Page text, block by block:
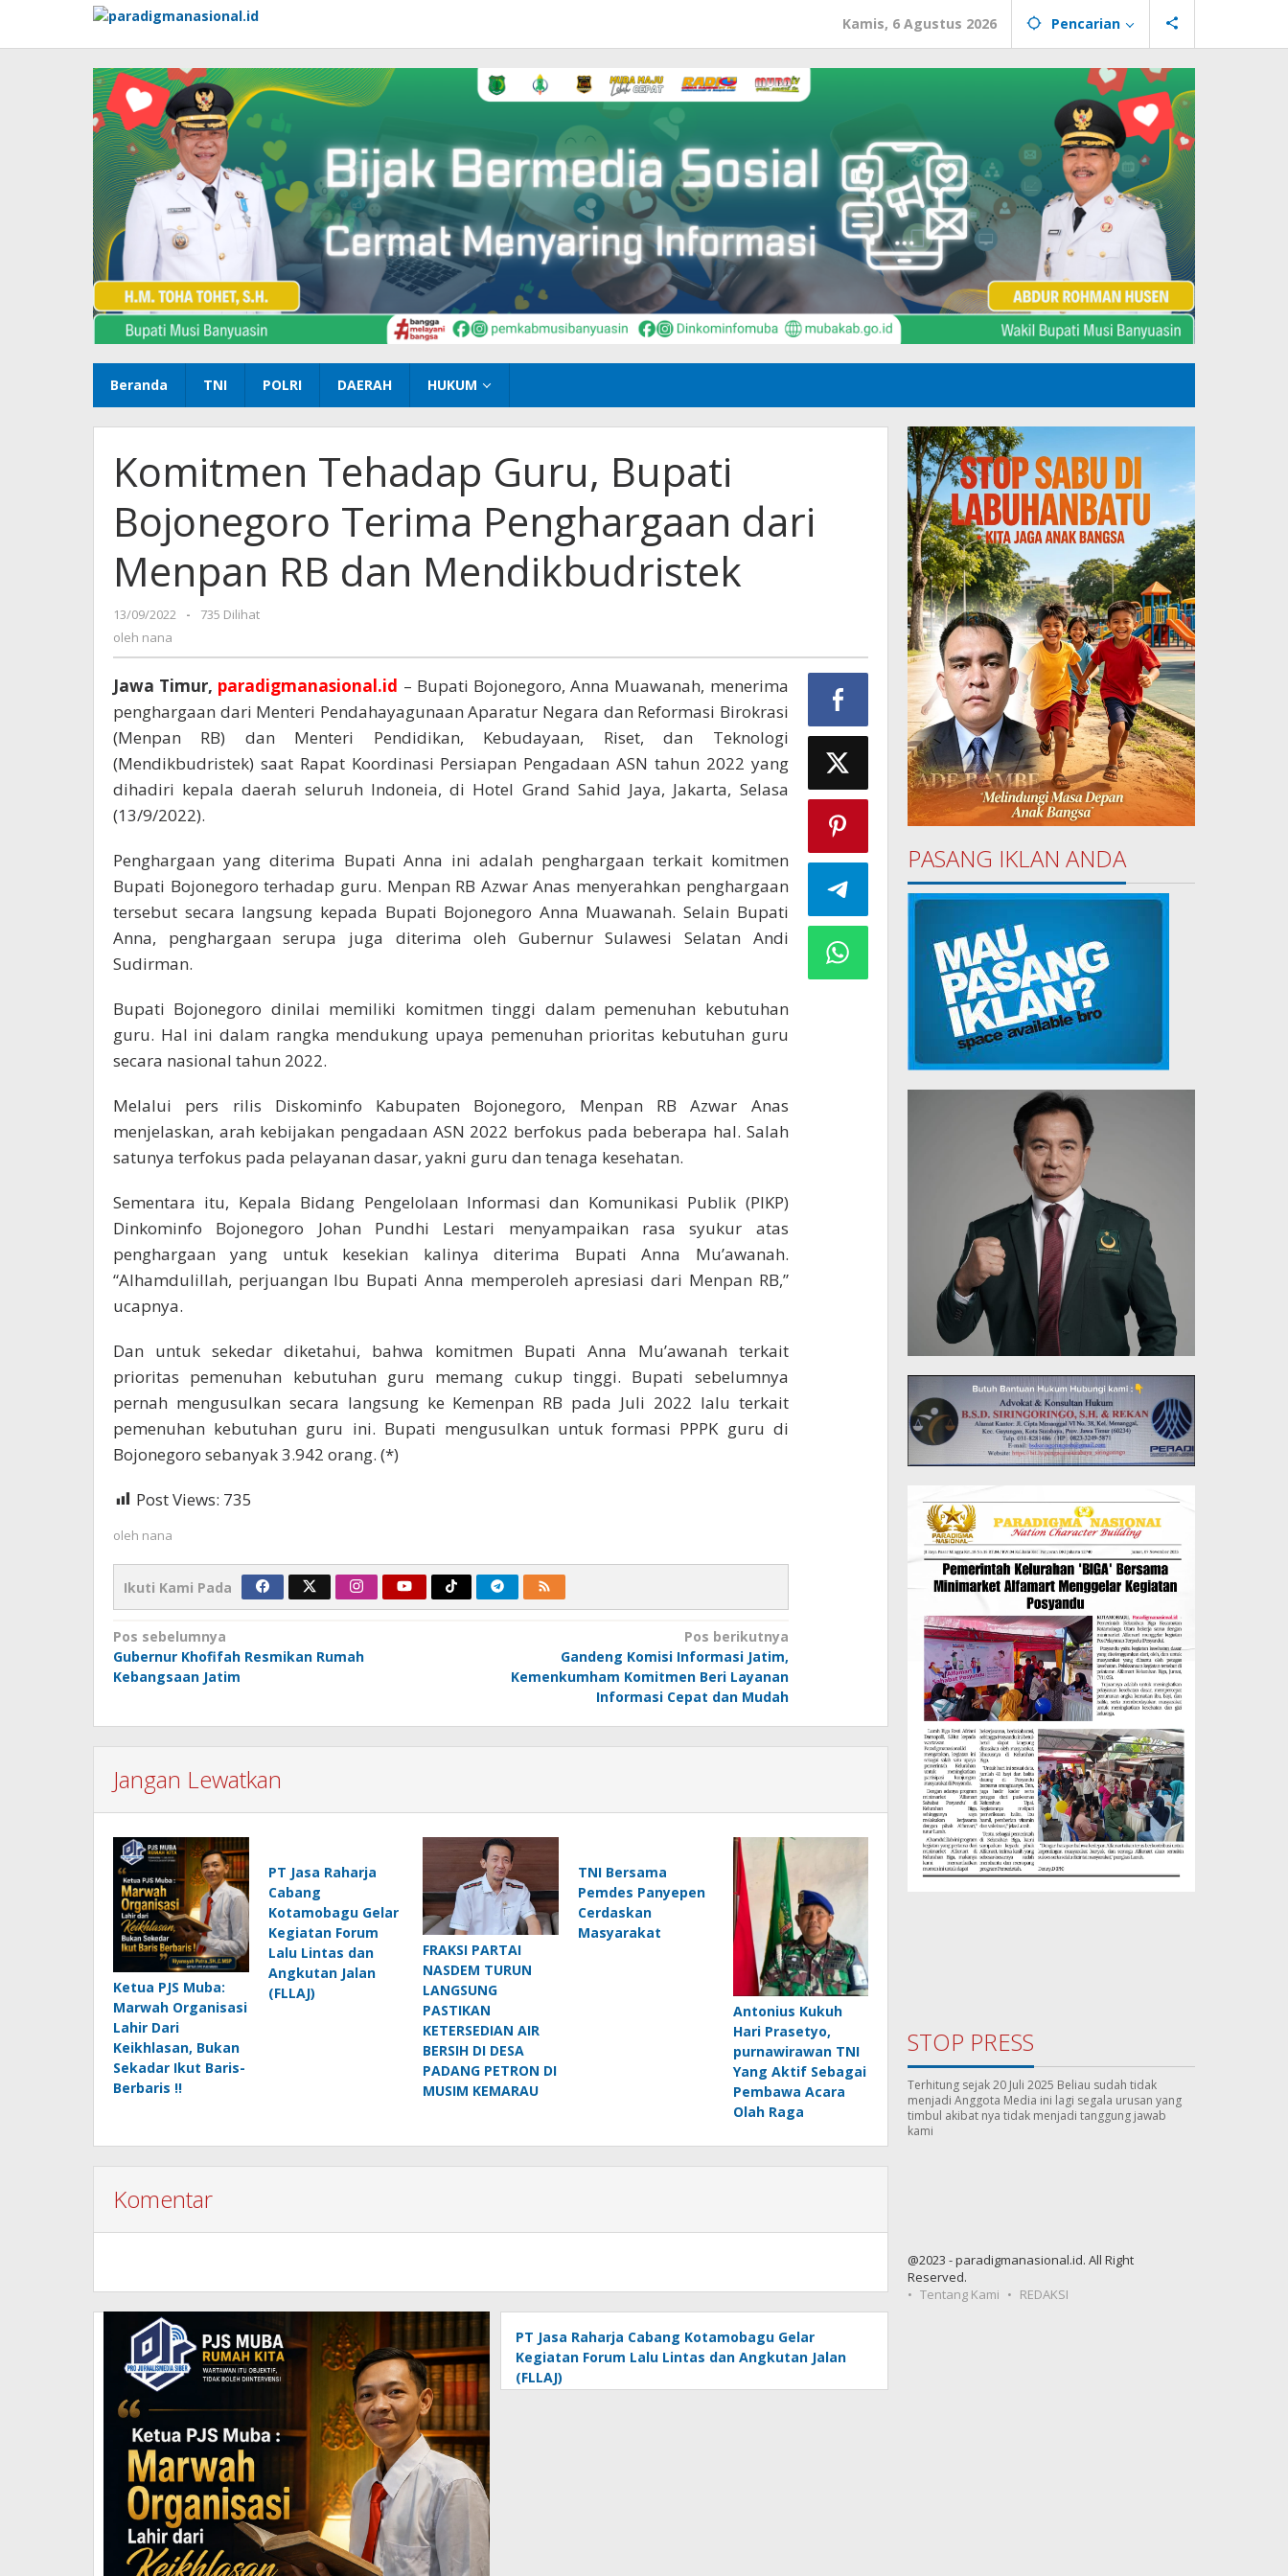
konten
Kamis, 6 Agustus 2026 Pencarian
Beranda TNI POLRI DAERAH HUKUM
Komitmen Tehadap Guru, Bupati
Bojonegoro Terima Penghargaan dari
Menpan RB dan Mendikbudristek
13/09/2022
oleh
-
735 Dilihat
oleh nana
Jawa Timur, paradigmanasional.id – Bupati Bojonegoro, Anna Muawanah, menerima
penghargaan dari Menteri Pendahayagunaan Aparatur Negara dan Reformasi Birokrasi
(Menpan RB) dan Menteri Pendidikan, Kebudayaan, Riset, dan Teknologi
(Mendikbudristek) saat Rapat Koordinasi Persiapan Pengadaan ASN tahun 2022 yang
dihadiri kepala daerah seluruh Indoneia, di Hotel Grand Sahid Jaya, Jakarta, Selasa
(13/9/2022).
Penghargaan yang diterima Bupati Anna ini adalah penghargaan terkait komitmen
Bupati Bojonegoro terhadap guru. Menpan RB Azwar Anas menyerahkan penghargaan
tersebut secara langsung kepada Bupati Bojonegoro Anna Muawanah. Selain Bupati
Anna, penghargaan serupa juga diterima oleh Gubernur Sulawesi Selatan Andi
Sudirman.
Bupati Bojonegoro dinilai memiliki komitmen tinggi dalam pemenuhan kebutuhan
guru. Hal ini dalam rangka mendukung upaya pemenuhan prioritas kebutuhan guru
secara nasional tahun 2022.
Melalui pers rilis Diskominfo Kabupaten Bojonegoro, Menpan RB Azwar Anas
menjelaskan, arah kebijakan pengadaan ASN 2022 berfokus pada beberapa hal. Salah
satunya terfokus pada pelayanan dasar, yakni guru dan tenaga kesehatan.
Sementara itu, Kepala Bidang Pengelolaan Informasi dan Komunikasi Publik (PIKP)
Dinkominfo Bojonegoro Johan Pundhi Lestari menyampaikan rasa syukur atas
penghargaan yang untuk kesekian kalinya diterima Bupati Anna Mu’awanah.
“Alhamdulillah, perjuangan Ibu Bupati Anna memperoleh apresiasi dari Menpan RB,”
ucapnya.
Dan untuk sekedar diketahui, bahwa komitmen Bupati Anna Mu’awanah terkait
prioritas pemenuhan kebutuhan guru memang cukup tinggi. Bupati sebelumnya
pernah mengusulkan secara langsung ke Kemenpan RB pada Juli 2022 lalu terkait
pemenuhan kebutuhan guru ini. Bupati mengusulkan untuk formasi PPPK guru di
Bojonegoro sebanyak 3.942 orang. (*)
Post Views: 735
oleh nana
Ikuti Kami Pada
Navigasi
pos
Pos sebelumnya
Gubernur Khofifah Resmikan Rumah
Kebangsaan Jatim
Pos berikutnya
Gandeng Komisi Informasi Jatim,
Kemenkumham Komitmen Beri Layanan
Informasi Cepat dan Mudah
Jangan Lewatkan
Ketua PJS Muba:
Marwah Organisasi
Lahir Dari
Keikhlasan, Bukan
Sekadar Ikut Baris-
Berbaris !!
PT Jasa Raharja
Cabang
Kotamobagu Gelar
Kegiatan Forum
Lalu Lintas dan
Angkutan Jalan
(FLLAJ)
FRAKSI PARTAI
NASDEM TURUN
LANGSUNG
PASTIKAN
KETERSEDIAN AIR
BERSIH DI DESA
PADANG PETRON DI
MUSIM KEMARAU
TNI Bersama
Pemdes Panyepen
Cerdaskan
Masyarakat
Antonius Kukuh
Hari Prasetyo,
purnawirawan TNI
Yang Aktif Sebagai
Pembawa Acara
Olah Raga
Komentar
PT Jasa Raharja Cabang Kotamobagu Gelar
Kegiatan Forum Lalu Lintas dan Angkutan Jalan
(FLLAJ)
PASANG IKLAN ANDA
STOP PRESS
Terhitung sejak 20 Juli 2025 Beliau sudah tidak
menjadi Anggota Media ini lagi segala urusan yang
timbul akibat nya tidak menjadi tanggung jawab
kami
@2023 - paradigmanasional.id. All Right
Reserved.
Tentang Kami
REDAKSI